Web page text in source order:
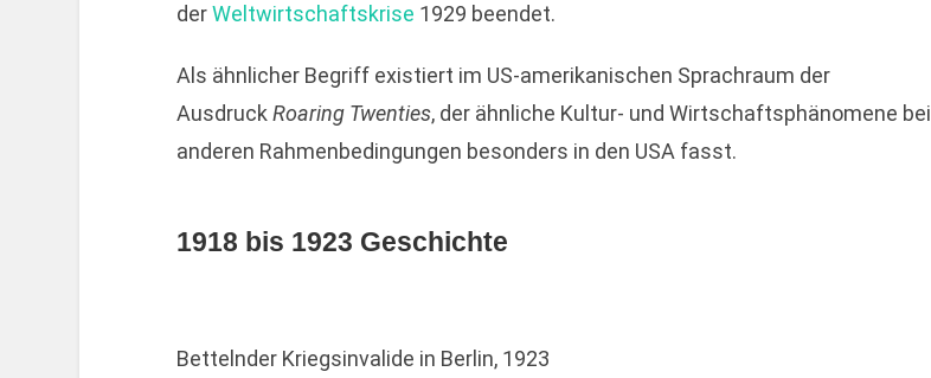
derWeltwirtschaftskrise 1929 beendet.
Als ähnlicher Begriff existiert im US-amerikanischen Sprachraum der
Ausdruck Roaring Twenties, der ähnliche Kultur- und Wirtschaftsphänomene bei
anderen Rahmenbedingungen besonders in den USA fasst.
1918 bis 1923 Geschichte
Bettelnder Kriegsinvalide in Berlin, 1923